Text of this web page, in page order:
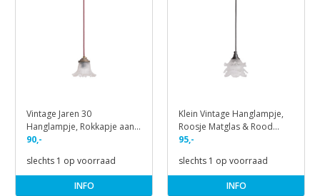
Vintage Jaren 30
Hanglampje, Rokkapje aan
Snoer
90,-
slechts 1 op voorraad
INFO
Klein Vintage Hanglampje,
Roosje Matglas & Rood
Koper
95,-
slechts 1 op voorraad
INFO